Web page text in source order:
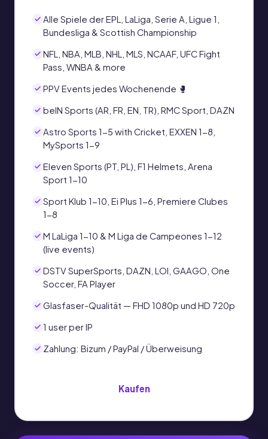
Alle Spiele der EPL, LaLiga, Serie A, Ligue 1,
Bundesliga & Scottish Championship
NFL, NBA, MLB, NHL, MLS, NCAAF, UFC Fight
Pass, WNBA & more
PPV Events jedes Wochenende 🥊
beIN Sports (AR, FR, EN, TR), RMC Sport, DAZN
Astro Sports 1-5 with Cricket, EXXEN 1-8,
MySports 1-9
Eleven Sports (PT, PL), F1 Helmets, Arena
Sport 1-10
Sport Klub 1-10, Ei Plus 1-6, Premiere Clubes
1-8
M LaLiga 1-10 & M Liga de Campeones 1-12
(live events)
DSTV SuperSports, DAZN, LOI, GAAGO, One
Soccer, FA Player
Glasfaser-Qualität — FHD 1080p und HD 720p
1 user per IP
Zahlung: Bizum / PayPal / Überweisung
Kaufen